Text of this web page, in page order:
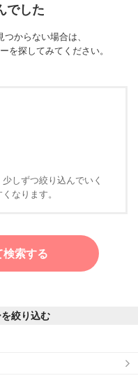
でした
からない場合は、
を探してみてください。
しずつ絞り込んでいく
なります。
検索する
絞り込む